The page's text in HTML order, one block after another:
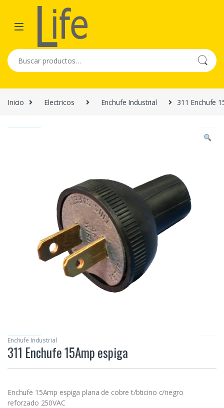
Skip to navigation
Skip to content
Buscar por:
Inicio Electricos Enchufe Industrial 311 Enchufe
Enchufe Industrial
311 Enchufe 15Amp espiga
Enchufe 15Amp espiga plana de cobre t/bticino c/negro
reforzado 250VAC